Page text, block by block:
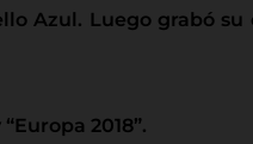
Azul. Luego grabó su
2018”.